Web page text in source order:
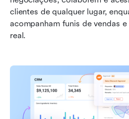
clientes de qualquer lugar,
acompanham funis de vendas
real.